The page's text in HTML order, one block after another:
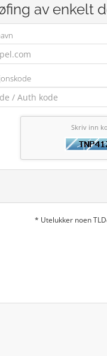
av enkelt
Skriv inn
* Utelukker noen